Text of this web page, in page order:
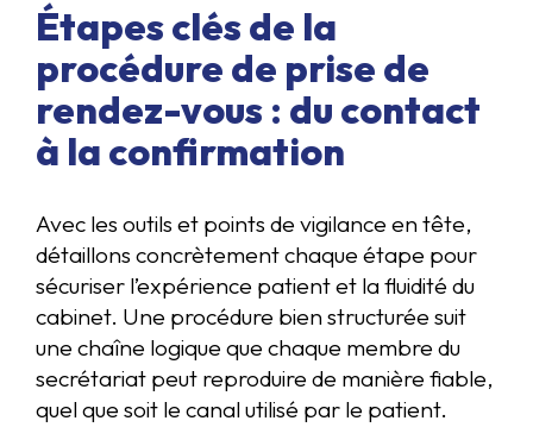
Étapes clés de la
procédure de prise de
rendez-vous : du contact
à la confirmation
Avec les outils et points de vigilance en tête,
détaillons concrètement chaque étape pour
sécuriser l’expérience patient et la fluidité du
cabinet. Une procédure bien structurée suit
une chaîne logique que chaque membre du
secrétariat peut reproduire de manière fiable,
quel que soit le canal utilisé par le patient.